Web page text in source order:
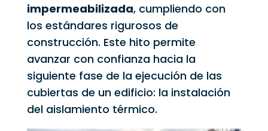
impermeabilizada, cumpliendo con
los estándares rigurosos de
construcción. Este hito permite
avanzar con confianza hacia la
siguiente fase de la ejecución de las
cubiertas de un edificio: la instalación
del aislamiento térmico.